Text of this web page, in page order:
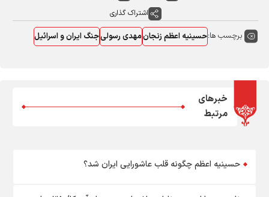
اشتراک گذاری
برچسب ها:حسینیه اعظم زنجانمهدی رسولیجنگ ایران و اسرائیل
خبرهای
مرتبط
حسینیه اعظم چگونه قلب عاشورایی ایران شد؟